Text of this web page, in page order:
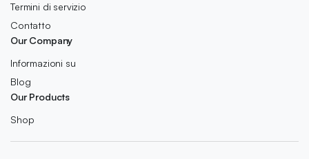
Termini di servizio
Contatto
Our Company
Informazioni su
Blog
Our Products
Shop